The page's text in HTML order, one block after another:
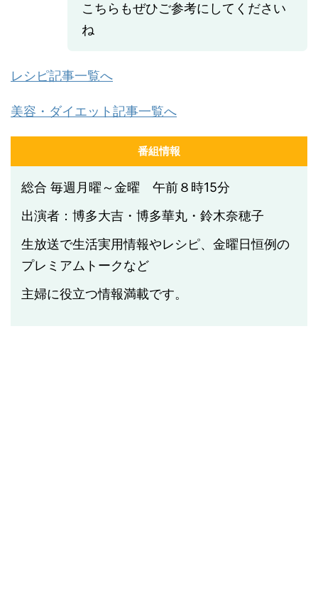
こちらもぜひご参考にしてください
ね
レシピ記事一覧へ
美容・ダイエット記事一覧へ
番組情報
総合 毎週月曜～金曜 午前８時15分
出演者：博多大吉・博多華丸・鈴木奈穂子
生放送で生活実用情報やレシピ、金曜日恒例の
プレミアムトークなど
主婦に役立つ情報満載です。